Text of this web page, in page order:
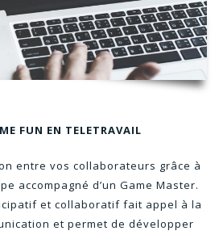
FUN EN TELETRAVAIL
entre vos collaborateurs grâce à
accompagné d’un Game Master.
et collaboratif fait appel à la
et permet de développer